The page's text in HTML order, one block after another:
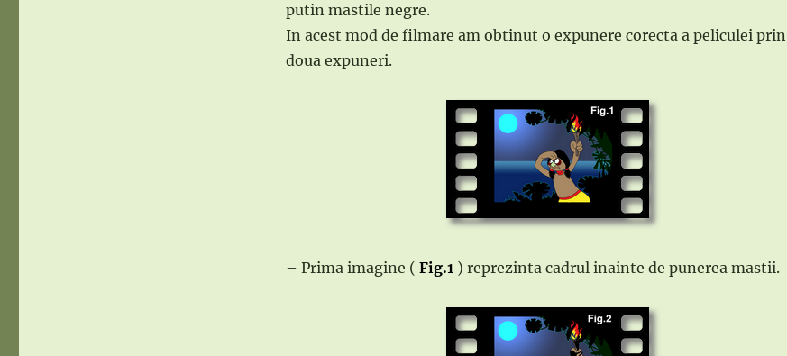
putin mastile negre.
In acest mod de filmare am obtinut o expunere corecta a peliculei prin
doua expuneri.
– Prima imagine ( Fig.1) reprezinta cadrul inainte de punerea mastii.